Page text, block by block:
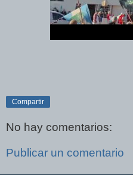
Compartir
No hay comentarios:
Publicar un comentario